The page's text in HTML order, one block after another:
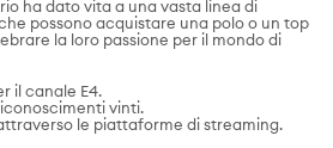
ha dato vita a una vasta linea di
possono acquistare una polo o un top
la loro passione per il mondo di
il canale E4.
vinti.
le piattaforme di streaming.